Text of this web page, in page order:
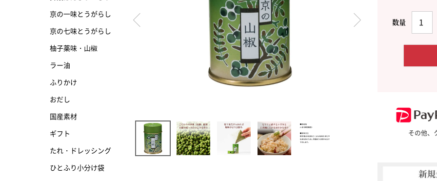
京の七味とうがらし
おだし
お菓子
国産・鷹の爪
お土産・ギフト 贈る人に
京の一味とうがらし
京の七味とうがらし
柚子薬味・山椒
ラー油
ふりかけ
おだし
国産素材
ギフト
たれ・ドレッシング
ひとふり小分け袋
その他、